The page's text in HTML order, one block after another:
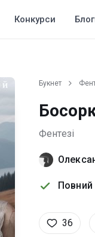
Конкурси
Букнет
Фентезі
Повний
36